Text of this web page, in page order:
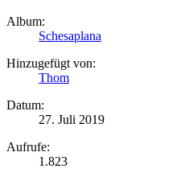
Album:
Schesaplana
Hinzugefügt von:
Thom
Datum:
27. Juli 2019
Aufrufe:
1.823